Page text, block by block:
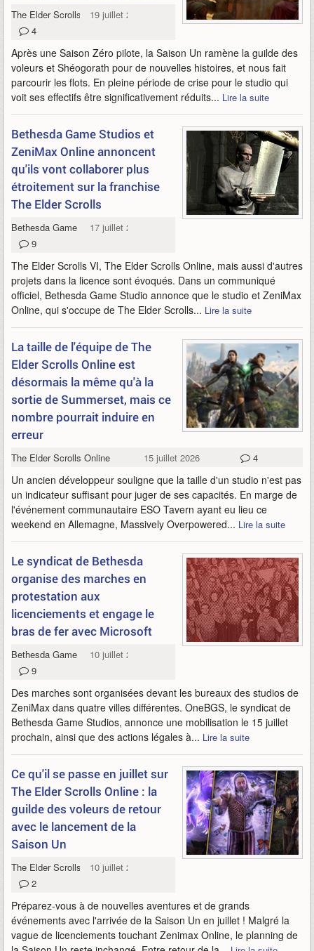
The Elder Scrolls Online19 juillet 2026
4
Après une Saison Zéro pilote, la Saison Un ramène la guilde des
voleurs et Shéogorath pour de nouvelles histoires, et nous fait
parcourir les flots. En pleine période de crise pour le studio qui
voit ses effectifs être significativement réduits... Lire la suite
Bethesda Game Studios et
ZeniMax Online annoncent
qu'ils vont collaborer plus
étroitement sur la franchise
The Elder Scrolls
Bethesda Game Studios17 juillet 2026
9
The Elder Scrolls VI, The Elder Scrolls Online, mais aussi d'autres
projets dans la licence sont évoqués. Dans un communiqué
officiel, Bethesda Game Studio annonce que le studio et ZeniMax
Online, qui s'occupe de The Elder Scrolls... Lire la suite
La taille de l'équipe de The
Elder Scrolls Online est
désormais la même qu'à la
sortie de Summerset, mais ce
nombre pourrait induire en
erreur
The Elder Scrolls Online 15 juillet 2026 4
Un ancien développeur souligne que la taille d'un studio n'est pas
un indicateur suffisant pour juger de ses capacités. En marge de
l'événement communautaire ESO Tavern ayant eu lieu ce
weekend en Allemagne, Massively Overpowered... Lire la suite
Le syndicat de Bethesda
organise des marches en
protestation aux
licenciements et engage le
bras de fer avec Microsoft
Bethesda Game Studios10 juillet 2026
9
Des marches sont organisées devant les bureaux des studios de
ZeniMax dans quatre villes différentes. OneBGS, le syndicat de
Bethesda Game Studios, annonce une mobilisation le 15 juillet
prochain, ainsi que des actions légales à... Lire la suite
Ce qu'il se passe en juillet sur
The Elder Scrolls Online : la
guilde des voleurs de retour
avec le lancement de la
Saison Un
The Elder Scrolls Online10 juillet 2026
2
Préparez-vous à de nouvelles aventures et de grands
événements avec l'arrivée de la Saison Un en juillet ! Malgré la
vague de licenciements touchant Zenimax Online, le planning de